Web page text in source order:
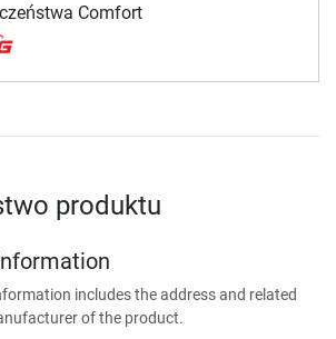
Comfort
produktu
includes the address and related
of the product.